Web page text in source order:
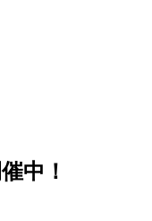
中！